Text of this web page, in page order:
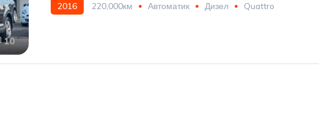
10
2016 220,000км Автоматик Дизел Quattro